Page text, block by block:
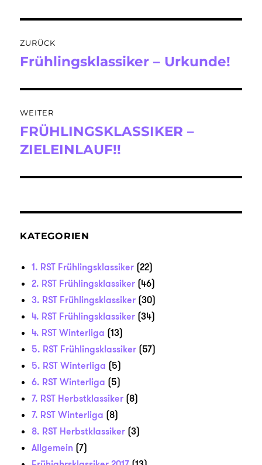
ZURÜCK
Vorheriger
Frühlingsklassiker – Urkunde!
WEITER
Nächster
Beitrag:
FRÜHLINGSKLASSIKER –
ZIELEINLAUF!!
KATEGORIEN
1. RST Frühlingsklassiker (22)
2. RST Frühlingsklassiker (46)
3. RST Frühlingsklassiker (30)
4. RST Frühlingsklassiker (34)
4. RST Winterliga (13)
5. RST Frühlingsklassiker (57)
5. RST Winterliga (5)
6. RST Winterliga (5)
7. RST Herbstklassiker (8)
7. RST Winterliga (8)
8. RST Herbstklassiker (3)
Allgemein (7)